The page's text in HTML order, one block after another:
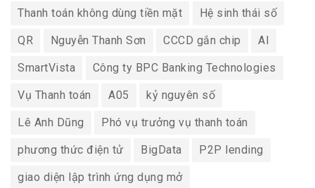
Thanh toán không dùng tiền mặt Hệ sinh thái số
QR Nguyễn Thanh Sơn CCCD gắn chip AI
SmartVista Công ty BPC Banking Technologies
Vụ Thanh toán A05 kỷ nguyên số
Lê Anh Dũng Phó vụ trưởng vụ thanh toán
phương thức điện tử BigData P2P lending
giao diện lập trình ứng dụng mở